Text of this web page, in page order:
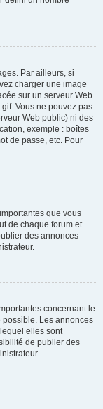
Par ailleurs, si
charger une image
sur un serveur Web
Vous ne pouvez pas
Web public) ni des
exemple : boîtes
de passe, etc. Pour
que vous
de chaque forum et
des annonces
concernant le
possible. Les annonces
elles sont
de publier des